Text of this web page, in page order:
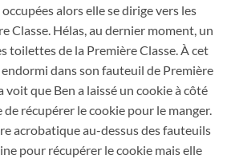
alors elle se dirige vers les
Classe. Hélas, au dernier moment, un
toilettes de la Première Classe. À cet
dans son fauteuil de Première
voit que Ben a laissé un cookie à côté
récupérer le cookie pour le manger.
acrobatique au-dessus des fauteuils
pour récupérer le cookie mais elle